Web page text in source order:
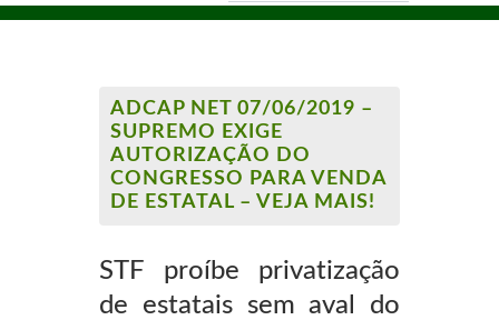
ADCAP NET 07/06/2019 –
SUPREMO EXIGE
AUTORIZAÇÃO DO
CONGRESSO PARA VENDA
DE ESTATAL – VEJA MAIS!
STF proíbe privatização
de estatais sem aval do